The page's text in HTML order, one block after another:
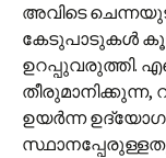
അവിടെ
കേടുപാടുകള്‍
ഉറപ്പുവരുത്തി.
തീരുമാനിക്കുന്ന,
ഉയര്‍ന്ന